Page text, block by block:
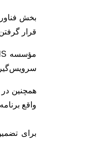
بخش
قرار
همچنین
واقع